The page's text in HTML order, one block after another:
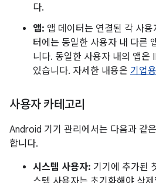
다.
앱: 앱 데이터는 연결된 각 사용
터에는 동일한 사용자 내 다른
니다. 동일한 사용자 내의 앱은
있습니다. 자세한 내용은 기업
사용자 카테고리
Android 기기 관리에서는 다음과 같
합니다.
시스템 사용자: 기기에 추가된